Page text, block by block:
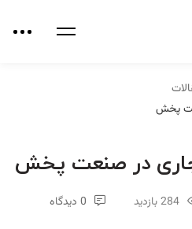
پخش
در صنعت پخش
284 بازدید 0 دیدگاه